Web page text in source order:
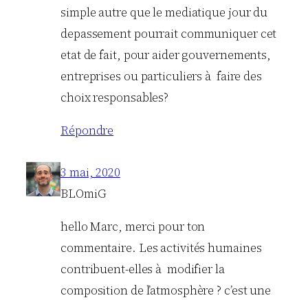
simple autre que le mediatique jour du
depassement pourrait communiquer cet
etat de fait, pour aider gouvernements,
entreprises ou particuliers à faire des
choix responsables?
Répondre
3 mai, 2020
BLOmiG
hello Marc, merci pour ton
commentaire. Les activités humaines
contribuent-elles à modifier la
composition de l’atmosphère ? c’est une